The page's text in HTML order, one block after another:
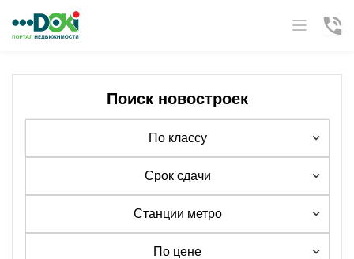
Поиск новостроек
По классу
Срок сдачи
Станции метро
По цене